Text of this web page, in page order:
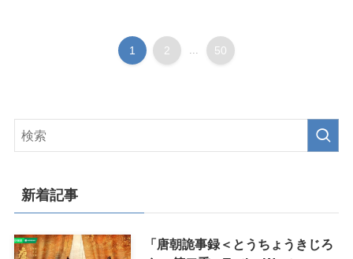
1 2 ... 50
新着記事
「唐朝詭事録＜とうちょうきじろ